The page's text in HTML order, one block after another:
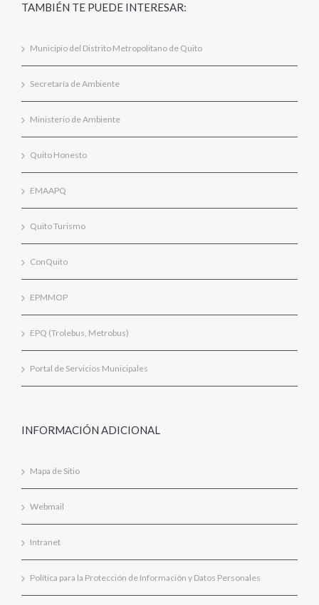
TAMBIÉN TE PUEDE INTERESAR:
Municipio del Distrito Metropolitano de Quito
Secretaría de Ambiente
Ministerio de Ambiente
Quito Honesto
EMAAPQ
Quito Turismo
ConQuito
EPMMOP
EPQ (Trolebus, Metrobus)
Portal de Servicios Municipales
INFORMACIÓN ADICIONAL
Mapa de Sitio
Webmail
Intranet
Política para la Protección de Información y Datos Personales